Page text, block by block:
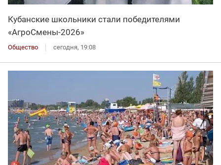
Кубанские школьники стали победителями
«АгроСмены-2026»
Общество сегодня, 19:08